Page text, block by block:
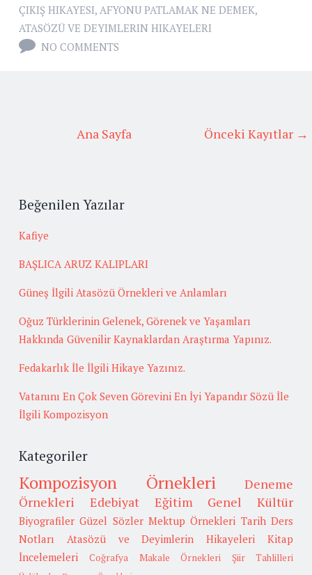
ÇIKIŞ HIKAYESI, AFYONU PATLAMAK NE DEMEK,
ATASÖZÜ VE DEYIMLERIN HIKAYELERI
NO COMMENTS
Önceki Kayıtlar →
Ana Sayfa
Beğenilen Yazılar
Kafiye
BAŞLICA ARUZ KALIPLARI
Güneş İlgili Atasözü Örnekleri ve Anlamları
Oğuz Türklerinin Gelenek, Görenek ve Yaşamları
Hakkında Güvenilir Kaynaklardan Araştırma Yapınız.
Fedakarlık İle İlgili Hikaye Yazınız.
Vatanını En Çok Seven Görevini En İyi Yapandır Sözü İle
İlgili Kompozisyon
Kategoriler
Kompozisyon Örnekleri
Deneme
Örnekleri
Edebiyat Eğitim Genel Kültür
Biyografiler Güzel Sözler Mektup Örnekleri Tarih Ders
Notları
Atasözü ve Deyimlerin Hikayeleri
Kitap
İncelemeleri
Coğrafya Makale Örnekleri Şiir Tahlilleri